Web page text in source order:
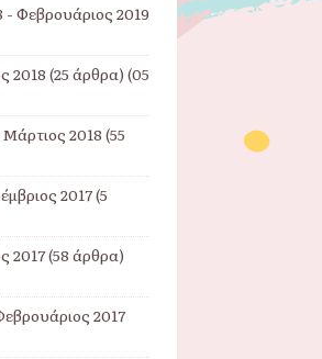
- Φεβρουάριος 2019
2018(25 άρθρα) (05
2018 (55
2017(5
2017(58 άρθρα)
2017